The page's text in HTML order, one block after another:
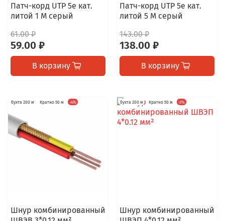
Патч-корд UTP 5e кат.
литой 1 М серый
61.00 ₽
59.00 ₽
В корзину
Патч-корд UTP 5e кат.
литой 5 М серый
143.00 ₽
138.00 ₽
В корзину
бухта 200 м Кратно 50 м -4%
Шнур комбинированный
бухта 200 м Кратно 50 м -3%
Шнур комбинированный